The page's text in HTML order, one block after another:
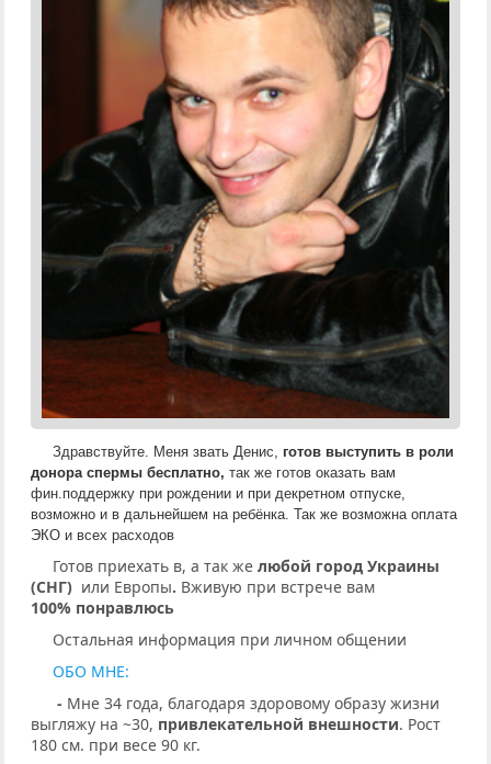
Здравствуйте. Меня звать Денис, готов выступить в роли
донора спермы бесплатно, так же готов оказать вам
фин.поддержку при рождении и при декретном отпуске,
возможно и в дальнейшем на ребёнка. Так же возможна оплата
ЭКО и всех расходов
Готов приехать в, а так же любой город Украины
(СНГ) или Европы. Вживую при встрече вам
100% понравлюсь
Остальная информация при личном общении
ОБО МНЕ:
- Мне 34 года, благодаря здоровому образу жизни
выгляжу на ~30, привлекательной внешности. Рост
180 см. при весе 90 кг.